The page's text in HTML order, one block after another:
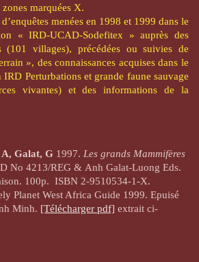
marquées X.
menées en 1998 et 1999 dans le
« IRD-UCAD-Sodefitex » auprès des
(101 villages), précédées ou suivies de
», des connaissances acquises dans le
IRD Perturbations et grande faune sauvage
vivantes) et des informations de la
Galat, G 1997. Les grands Mammifères
No 4213/REG & Anh Galat-Luong Eds.
100p. ISBN 2-9510534-1-X.
Planet West Africa Guide 1999. Epuisé
Minh. [Télécharger pdf] extrait ci-